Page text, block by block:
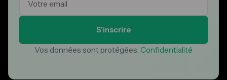
S'inscrire
Vos données sont protégées. Confidentialité